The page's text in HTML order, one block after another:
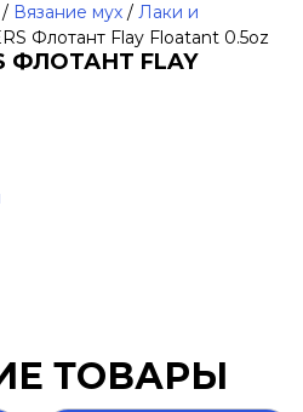
/ Вязание мух / Лаки и
Флотант Flay Floatant 0.5oz
ФЛОТАНТ FLAY
ТОВАРЫ